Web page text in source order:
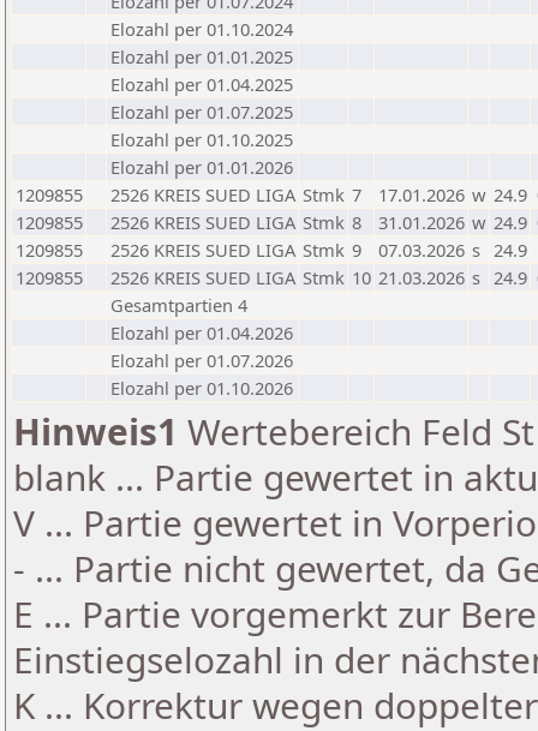
Elozahl per 01.10.2024
Elozahl per 01.01.2025
Elozahl per 01.04.2025
Elozahl per 01.07.2025
Elozahl per 01.10.2025
Elozahl per 01.01.2026
1209855
2526 KREIS SUED LIGA Stmk 7 17.01.2026 w 24.9
1209855
2526 KREIS SUED LIGA Stmk 8 31.01.2026 w 24.9
1209855
2526 KREIS SUED LIGA Stmk 9 07.03.2026 s 24.9
1209855
2526 KREIS SUED LIGA Stmk 10 21.03.2026 s 24.9
Gesamtpartien 4
Elozahl per 01.04.2026
Elozahl per 01.07.2026
Elozahl per 01.10.2026
Hinweis1 Wertebereich Feld
blank ... Partie gewertet in
V ... Partie gewertet in
- ... Partie nicht gewertet, da
E ... Partie vorgemerkt zur
Einstiegselozahl in der
K ... Korrektur wegen